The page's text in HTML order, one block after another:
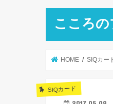
こころ
HOME SIQカー
SIQカード